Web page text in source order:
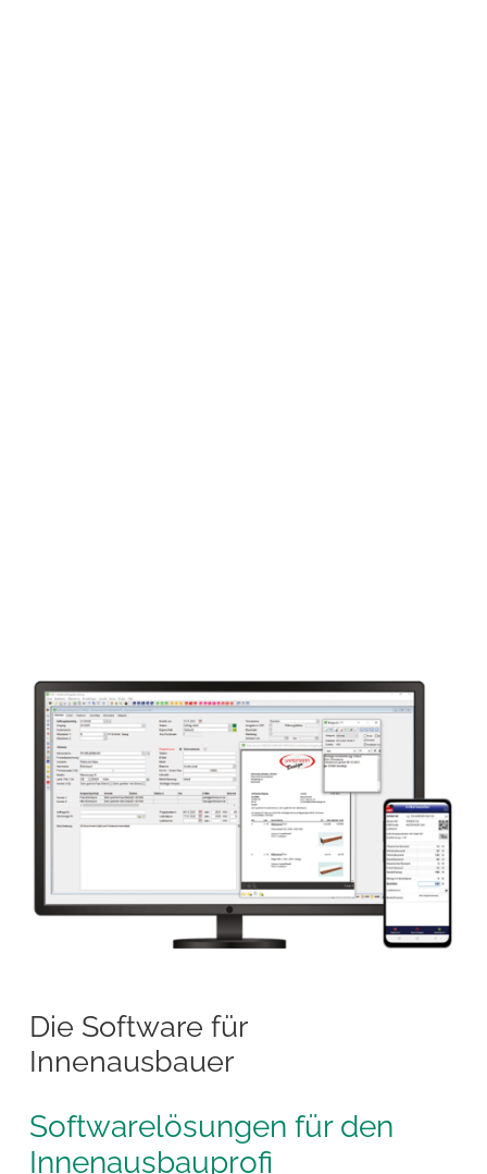
Die Software für
Innenausbauer
Softwarelösungen für den
Innenausbauprofi